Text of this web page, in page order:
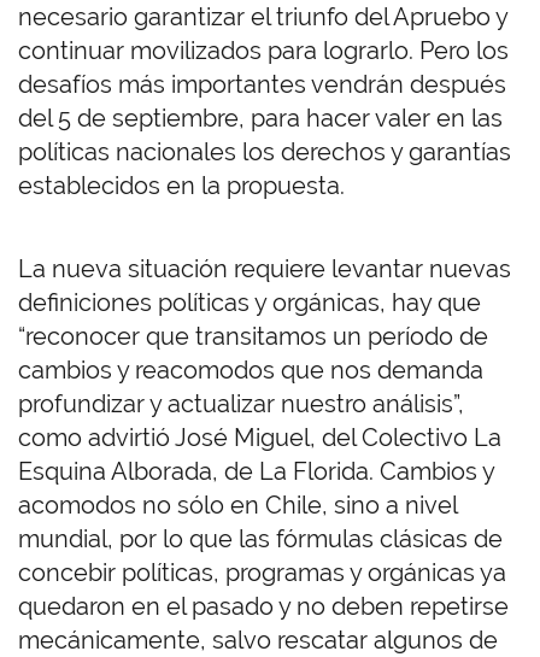
necesario garantizar el triunfo del Apruebo y
continuar movilizados para lograrlo. Pero los
desafíos más importantes vendrán después
del 5 de septiembre, para hacer valer en las
políticas nacionales los derechos y garantías
establecidos en la propuesta.
La nueva situación requiere levantar nuevas
definiciones políticas y orgánicas, hay que
“reconocer que transitamos un período de
cambios y reacomodos que nos demanda
profundizar y actualizar nuestro análisis”,
como advirtió José Miguel, del Colectivo La
Esquina Alborada, de La Florida. Cambios y
acomodos no sólo en Chile, sino a nivel
mundial, por lo que las fórmulas clásicas de
concebir políticas, programas y orgánicas ya
quedaron en el pasado y no deben repetirse
mecánicamente, salvo rescatar algunos de